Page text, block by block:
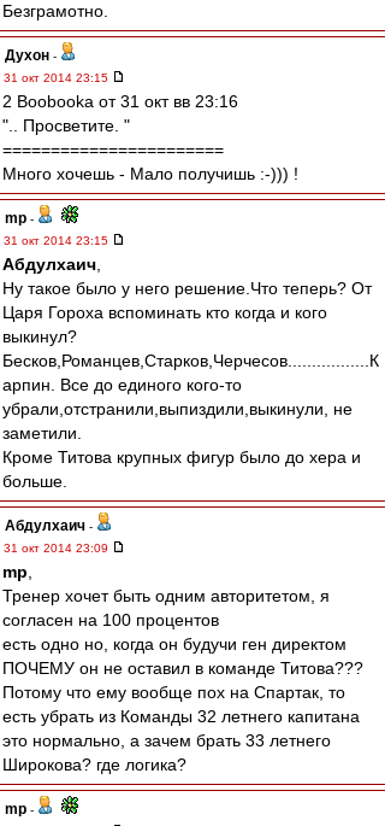
Безграмотно.
Духон -
31 окт 2014 23:15
2 Boobooka от 31 окт вв 23:16
".. Просветите. "
=======================
Много хочешь - Мало получишь :-))) !
mp -
31 окт 2014 23:15
Абдулхаич
Ну такое было у него решение.Что теперь? От
Царя Гороха вспоминать кто когда и кого
выкинул?
Бесков,Романцев,Старков,Черчесов.................К
арпин. Все до единого кого-то
убрали,отстранили,выпиздили,выкинули, не
заметили.
Кроме Титова крупных фигур было до хера и
больше.
Абдулхаич -
31 окт 2014 23:09
mp
Тренер хочет быть одним авторитетом, я
согласен на 100 процентов
есть одно но, когда он будучи ген директом
ПОЧЕМУ он не оставил в команде Титова???
Потому что ему вообще пох на Спартак, то
есть убрать из Команды 32 летнего капитана
это нормально, а зачем брать 33 летнего
Широкова? где логика?
mp -